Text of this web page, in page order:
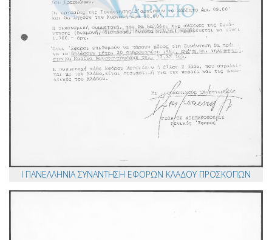
Ι ΠΑΝΕΛΛΗΝΙΑ ΣΥΝΑΝΤΗΣΗ ΕΦΟΡΩΝ ΚΛΑΔΟΥ ΠΡΟΣΚΟΠΩΝ